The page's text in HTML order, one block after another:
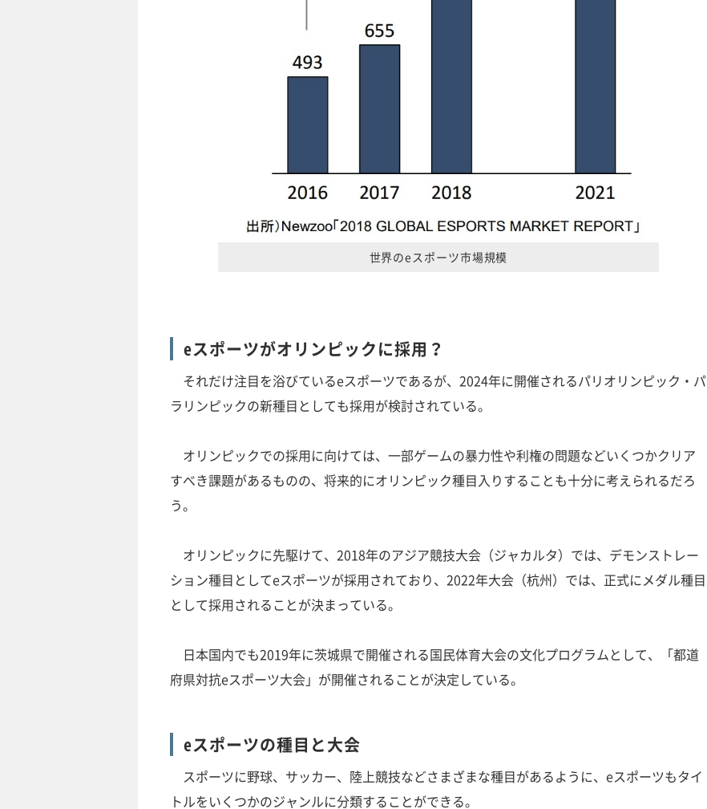
世界のeスポーツ市場規模
eスポーツがオリンピックに採用？
それだけ注目を浴びているeスポーツであるが、2024年に開催されるパリオリンピック・パ
ラリンピックの新種目としても採用が検討されている。
オリンピックでの採用に向けては、一部ゲームの暴力性や利権の問題などいくつかクリア
すべき課題があるものの、将来的にオリンピック種目入りすることも十分に考えられるだろ
う。
オリンピックに先駆けて、2018年のアジア競技大会（ジャカルタ）では、デモンストレー
ション種目としてeスポーツが採用されており、2022年大会（杭州）では、正式にメダル種目
として採用されることが決まっている。
日本国内でも2019年に茨城県で開催される国民体育大会の文化プログラムとして、「都道
府県対抗eスポーツ大会」が開催されることが決定している。
eスポーツの種目と大会
スポーツに野球、サッカー、陸上競技などさまざまな種目があるように、eスポーツもタイ
トルをいくつかのジャンルに分類することができる。